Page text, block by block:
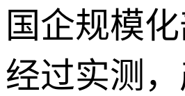
国企规模
经过实测